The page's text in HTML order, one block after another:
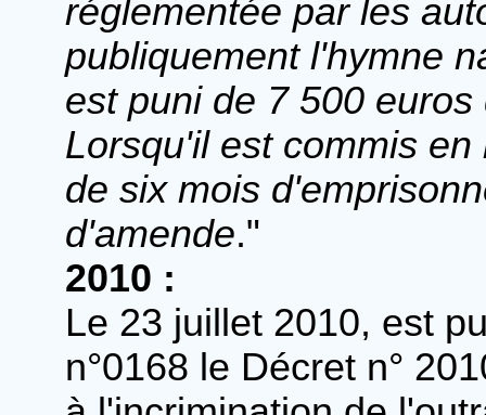
réglementée par les
publiquement l'hymne
est puni de 7 500 euros
Lorsqu'il est commis
de six mois
d'amende."
2010 :
Le 23 juillet 2010, est
n°0168 le Décret n°